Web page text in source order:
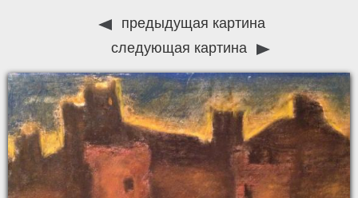
предыдущая картина
следующая картина